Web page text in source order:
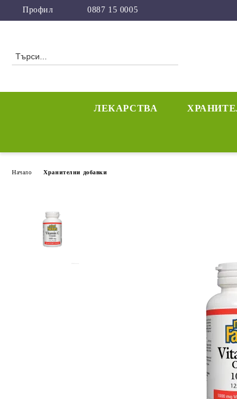
Профил 0887 15 0005
ЛЕКАРСТВА
Начало Хранителни добавки